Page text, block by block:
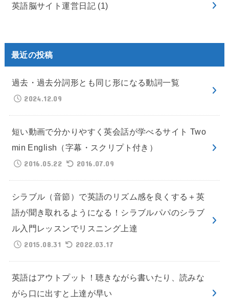
英語脳サイト運営日記 (1)
最近の投稿
過去・過去分詞形とも同じ形になる動詞一覧
2024.12.09
短い動画で分かりやすく英会話が学べるサイト Two
min English（字幕・スクリプト付き）
2016.05.22
2016.07.09
シラブル（音節）で英語のリズム感を良くする＋英
語が聞き取れるようになる！シラブルパパのシラブ
ル入門レッスンでリスニング上達
2015.08.31
2022.03.17
英語はアウトプット！聴きながら書いたり、読みな
がら口に出すと上達が早い